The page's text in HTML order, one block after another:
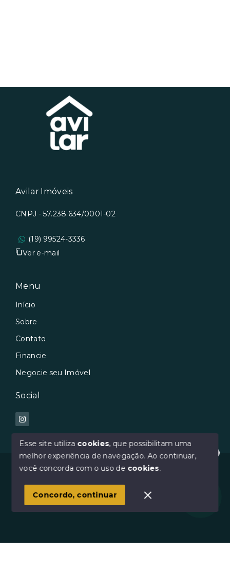
Oi :) Como posso te ajudar?
Avilar Imóveis
CNPJ - 57.238.634/0001-02
(19) 99524-3336
Ver e-mail
Menu
Início
Sobre
Contato
Financie
Negocie seu Imóvel
Social
© Copyright 2026 - Avilar Imóveis - Todos os direitos
SITE PARA IMOBILIARIA
Esse site utiliza cookies, que possibilitam uma
melhor experiência de navegação.Ao continuar,
você concorda com o uso de cookies.
Concordo, continuar